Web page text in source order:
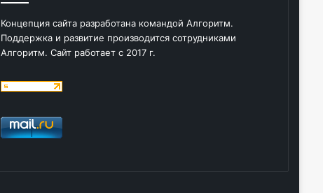
Концепция сайта разработана командой Алгоритм.
Поддержка и развитие производится сотрудниками
Алгоритм. Сайт работает с 2017 г.